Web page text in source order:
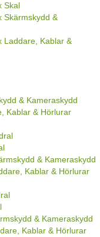
Skal
Skärmskydd &
Laddare, Kablar &
& Kameraskydd
Kablar & Hörlurar
& Kameraskydd
Kablar & Hörlurar
& Kameraskydd
Kablar & Hörlurar